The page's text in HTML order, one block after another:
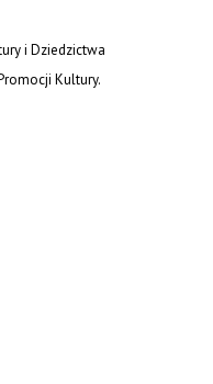
i Dziedzictwa
Kultury.